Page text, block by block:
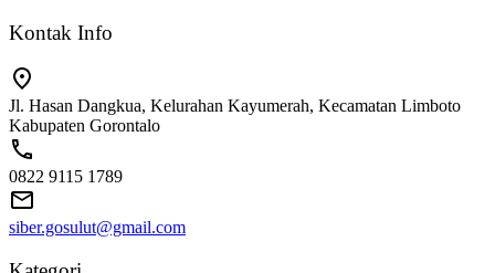
Kontak Info
Jl. Hasan Dangkua, Kelurahan Kayumerah, Kecamatan Limboto
Kabupaten Gorontalo
0822 9115 1789
siber.gosulut@gmail.com